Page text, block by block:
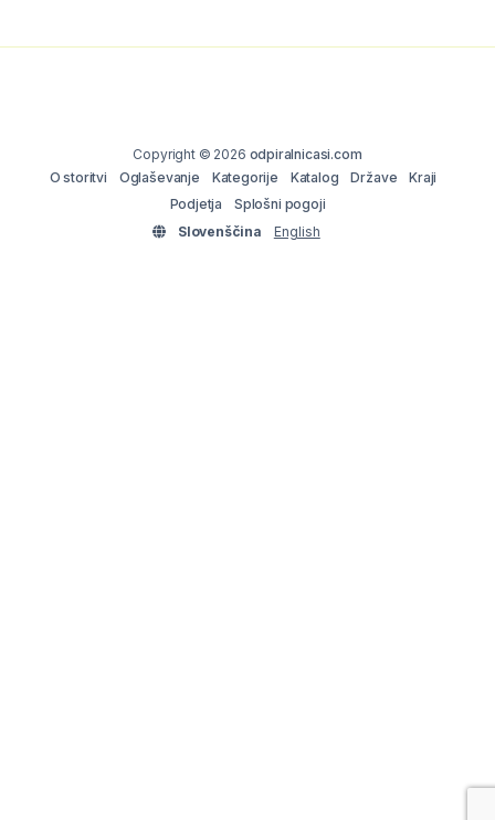
Copyright © 2026 odpiralnicasi.com
O storitvi
Oglaševanje Kategorije Katalog Države
Kraji
Podjetja
Splošni pogoji
Slovenščina
English